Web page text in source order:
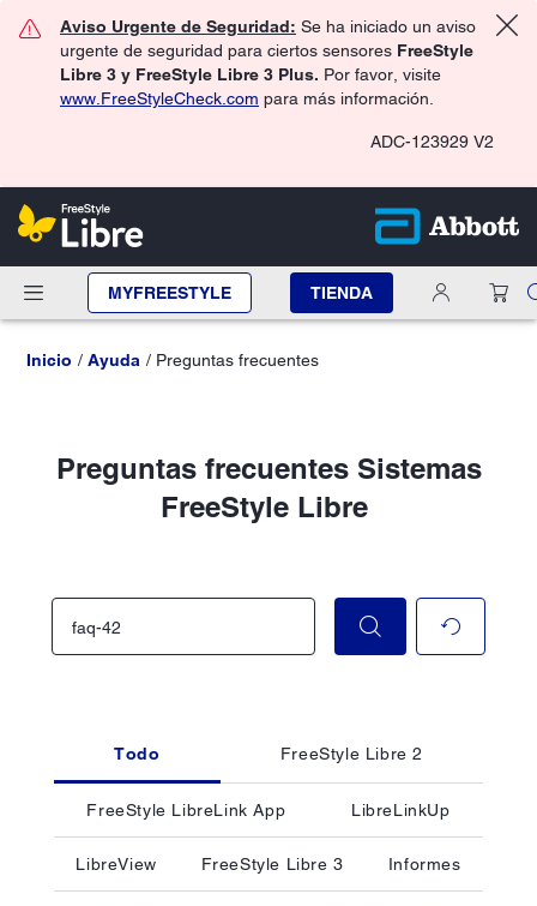
Aviso Urgente de Seguridad: Se ha iniciado un aviso
urgente de seguridad para ciertos sensores FreeStyle
Libre 3 y FreeStyle Libre 3 Plus. Por favor, visite
www.FreeStyleCheck.com para más información.
ADC-123929 V2
MYFREESTYLE TIENDA
Inicio Ayuda Preguntas frecuentes
Preguntas frecuentes Sistemas
FreeStyle Libre
Todo FreeStyle Libre 2
FreeStyle LibreLink App LibreLinkUp
LibreView FreeStyle Libre 3 Informes